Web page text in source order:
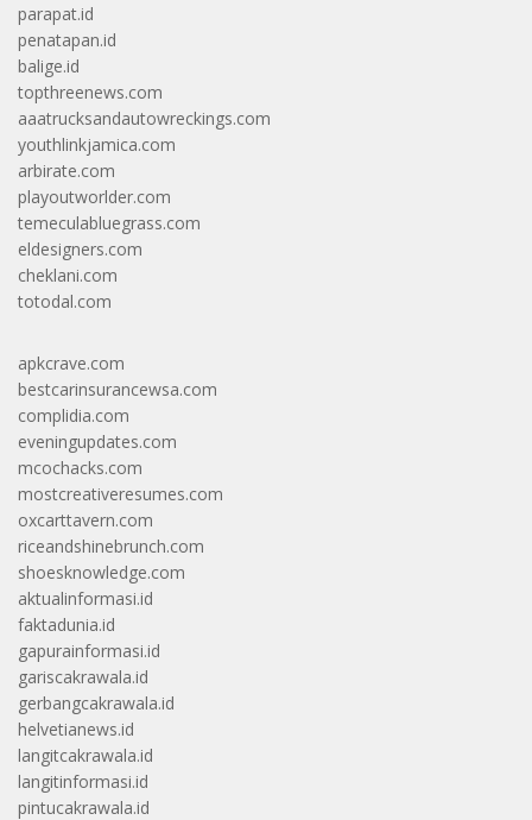
parapat.id
penatapan.id
balige.id
topthreenews.com
aaatrucksandautowreckings.com
youthlinkjamica.com
arbirate.com
playoutworlder.com
temeculabluegrass.com
eldesigners.com
cheklani.com
totodal.com
apkcrave.com
bestcarinsurancewsa.com
complidia.com
eveningupdates.com
mcochacks.com
mostcreativeresumes.com
oxcarttavern.com
riceandshinebrunch.com
shoesknowledge.com
aktualinformasi.id
faktadunia.id
gapurainformasi.id
gariscakrawala.id
gerbangcakrawala.id
helvetianews.id
langitcakrawala.id
langitinformasi.id
pintucakrawala.id